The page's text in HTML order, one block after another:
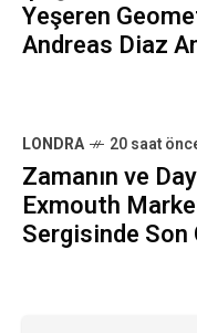
Yeşeren
Andreas Diaz
LONDRA 20 saat
Zamanın ve
Exmouth
Sergisinde Son